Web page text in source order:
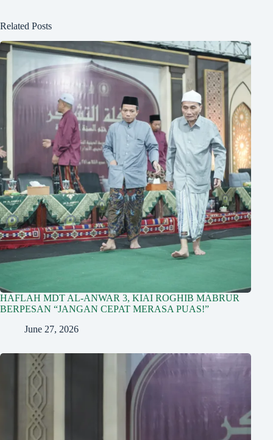
Related Posts
HAFLAH MDT AL-ANWAR 3, KIAI ROGHIB MABRUR
BERPESAN “JANGAN CEPAT MERASA PUAS!”
June 27, 2026